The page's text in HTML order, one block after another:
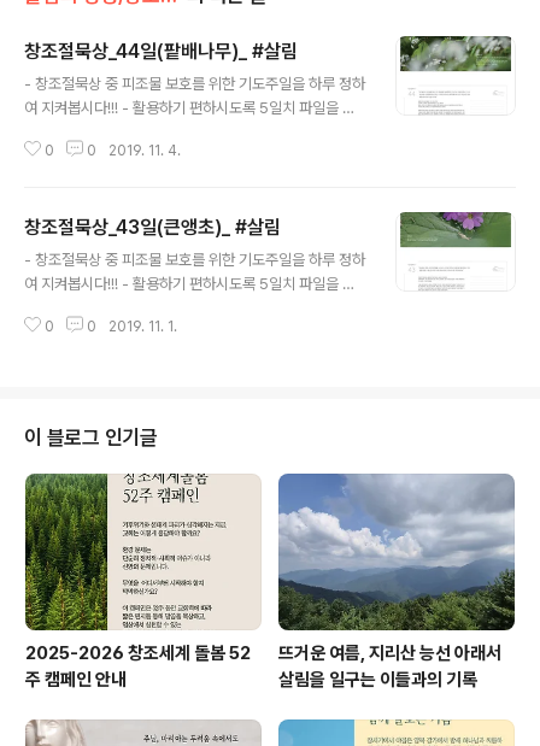
창조절묵상_44일(팥배나무)_ #살림
- 창조절묵상 중 피조물 보호를 위한 기도주일을 하루 정하
여 지켜봅시다!!! - 활용하기 편하시도록 5일치 파일을 한
꺼번에 필요하시다면 답메일로~ * "함께살림"하는 길을
0 0 2019. 11. 4.
창조절묵상_43일(큰앵초)_ #살림
- 창조절묵상 중 피조물 보호를 위한 기도주일을 하루 정하
여 지켜봅시다!!! - 활용하기 편하시도록 5일치 파일을 한
꺼번에 필요하시다면 답메일로~ * "함께살림"하는 길을
0 0 2019. 11. 1.
이 블로그 인기글
2025-2026 창조세계 돌봄 52
주 캠페인 안내
뜨거운 여름, 지리산 능선 아래서
살림을 일구는 이들과의 기록